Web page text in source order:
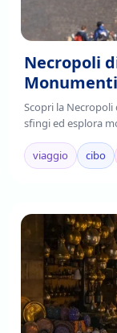
Necropoli
Scopri la Necropoli
sfingi ed esplora
storia. Leggi di più!
viaggio
cibo